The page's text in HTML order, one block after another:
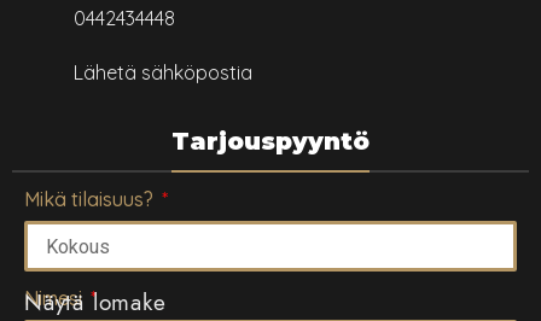
0442434448
Lähetä sähköpostia
Tarjouspyyntö
Mikä tilaisuus?
Nimesi
Näytä lomake